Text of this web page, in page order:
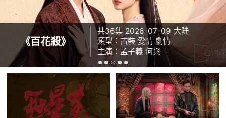
《雀骨》
共28集 2026-07-11 大陆
類型：古裝 愛情 劇情
主演： 米熱 王以綸 馬秋元
侯明昊
艾米
《禦廷謠》 共32集 2026-07-28 大陆
類型： 古裝 愛情
《兵自風中來》
共36集 2026-07-23 大陆
類型：劇情
主演： 歐豪
《百花殺》
共36集 2026-07-09 大陆
類型：古裝 愛情 劇情
主演： 孟子義 何與
《燦如繁星》
共32集 2026-07-01 大陆
類型：都市 愛情 劇情
主演： 謝可寅 馬伯騫 虞書欣 陳靖可
《雀骨》
共28集 2026-07-11 大陆
類型：古裝 愛情 劇情
主演： 米熱 王以綸 馬秋元
侯明昊
艾米
《禦廷謠》 共32集 2026-07-28 大陆
類型： 古裝 愛情